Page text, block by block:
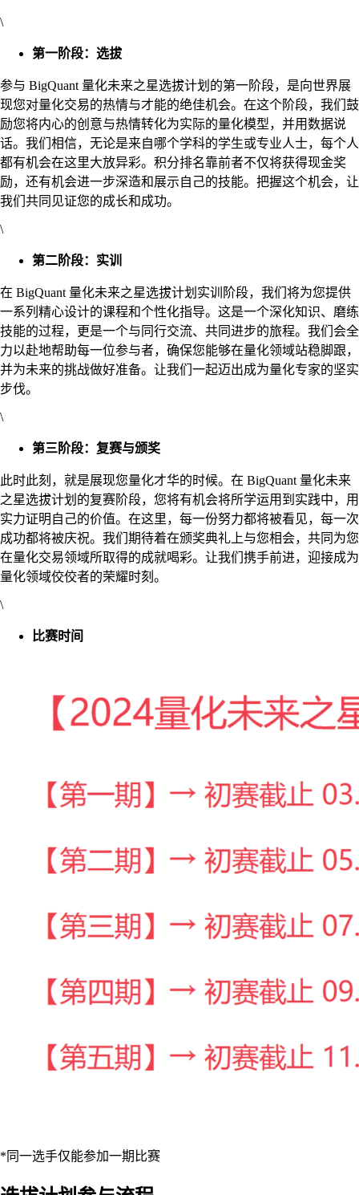
\
第一阶段：选拔
参与 BigQuant 量化未来之星选拔计划的第一阶段，是向世界展
现您对量化交易的热情与才能的绝佳机会。在这个阶段，我们鼓
励您将内心的创意与热情转化为实际的量化模型，并用数据说
话。我们相信，无论是来自哪个学科的学生或专业人士，每个人
都有机会在这里大放异彩。积分排名靠前者不仅将获得现金奖
励，还有机会进一步深造和展示自己的技能。把握这个机会，让
我们共同见证您的成长和成功。
\
第二阶段：实训
在 BigQuant 量化未来之星选拔计划实训阶段，我们将为您提供
一系列精心设计的课程和个性化指导。这是一个深化知识、磨练
技能的过程，更是一个与同行交流、共同进步的旅程。我们会全
力以赴地帮助每一位参与者，确保您能够在量化领域站稳脚跟，
并为未来的挑战做好准备。让我们一起迈出成为量化专家的坚实
步伐。
\
第三阶段：复赛与颁奖
此时此刻，就是展现您量化才华的时候。在 BigQuant 量化未来
之星选拔计划的复赛阶段，您将有机会将所学运用到实践中，用
实力证明自己的价值。在这里，每一份努力都将被看见，每一次
成功都将被庆祝。我们期待着在颁奖典礼上与您相会，共同为您
在量化交易领域所取得的成就喝彩。让我们携手前进，迎接成为
量化领域佼佼者的荣耀时刻。
\
比赛时间
*同一选手仅能参加一期比赛